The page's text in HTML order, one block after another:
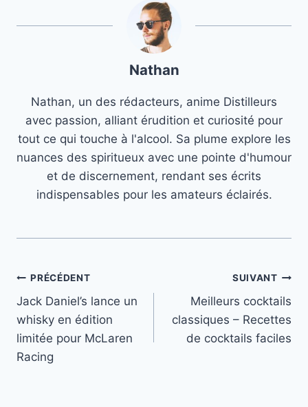
Nathan
Nathan, un des rédacteurs, anime Distilleurs
avec passion, alliant érudition et curiosité pour
tout ce qui touche à l'alcool. Sa plume explore les
nuances des spiritueux avec une pointe d'humour
et de discernement, rendant ses écrits
indispensables pour les amateurs éclairés.
Navigation
de
l’article
PRÉCÉDENT
Jack Daniel’s lance un
whisky en édition
limitée pour McLaren
Racing
SUIVANT
Meilleurs cocktails
classiques – Recettes
de cocktails faciles